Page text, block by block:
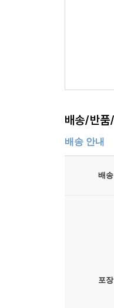
배송/반품
배송 안내
배
포